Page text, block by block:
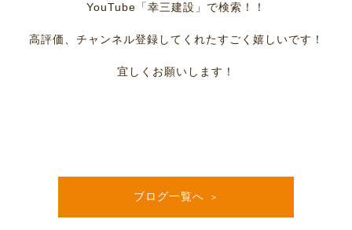
YouTube「幸三建設」で検索！！
高評価、チャンネル登録してくれたすごく嬉しいです！
宜しくお願いします！
ブログ一覧へ